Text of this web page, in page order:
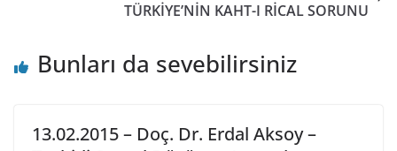
TÜRKİYE’NİN KAHT-I RİCAL SORUNU
Bunları da sevebilirsiniz
13.02.2015 – Doç. Dr. Erdal Aksoy –